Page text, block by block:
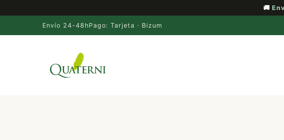
🚚
Envío 24-48hPago: Tarjeta · Bizum